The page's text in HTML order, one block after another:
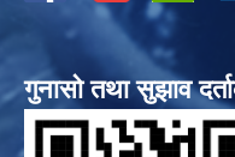
गुनासो तथा सुझाव